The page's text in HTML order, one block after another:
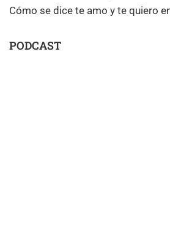
Cómo se dice te amo y te quiero
PODCAST